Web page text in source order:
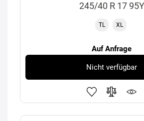
245/40 R 17 95Y
TL XL
Auf Anfrage
Nicht verfügbar